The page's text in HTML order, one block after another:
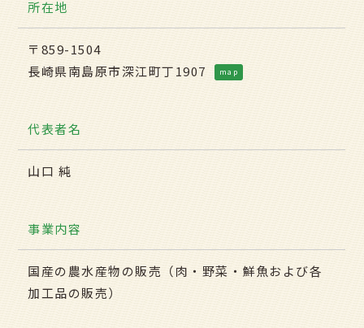
所在地
〒859-1504
長崎県南島原市深江町丁1907
map
代表者名
山口 純
事業内容
国産の農水産物の販売（肉・野菜・鮮魚および各
加工品の販売）